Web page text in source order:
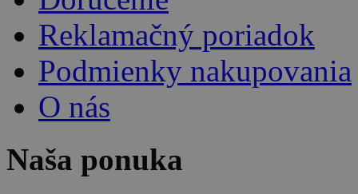
Reklamačný poriadok
Podmienky nakupovania
O nás
Naša ponuka